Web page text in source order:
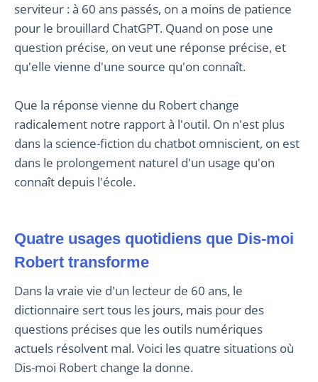
serviteur : à 60 ans passés, on a moins de patience
pour le brouillard ChatGPT. Quand on pose une
question précise, on veut une réponse précise, et
qu'elle vienne d'une source qu'on connaît.
Que la réponse vienne du Robert change
radicalement notre rapport à l'outil. On n'est plus
dans la science-fiction du chatbot omniscient, on est
dans le prolongement naturel d'un usage qu'on
connaît depuis l'école.
Quatre usages quotidiens que Dis-moi
Robert transforme
Dans la vraie vie d'un lecteur de 60 ans, le
dictionnaire sert tous les jours, mais pour des
questions précises que les outils numériques
actuels résolvent mal. Voici les quatre situations où
Dis-moi Robert change la donne.